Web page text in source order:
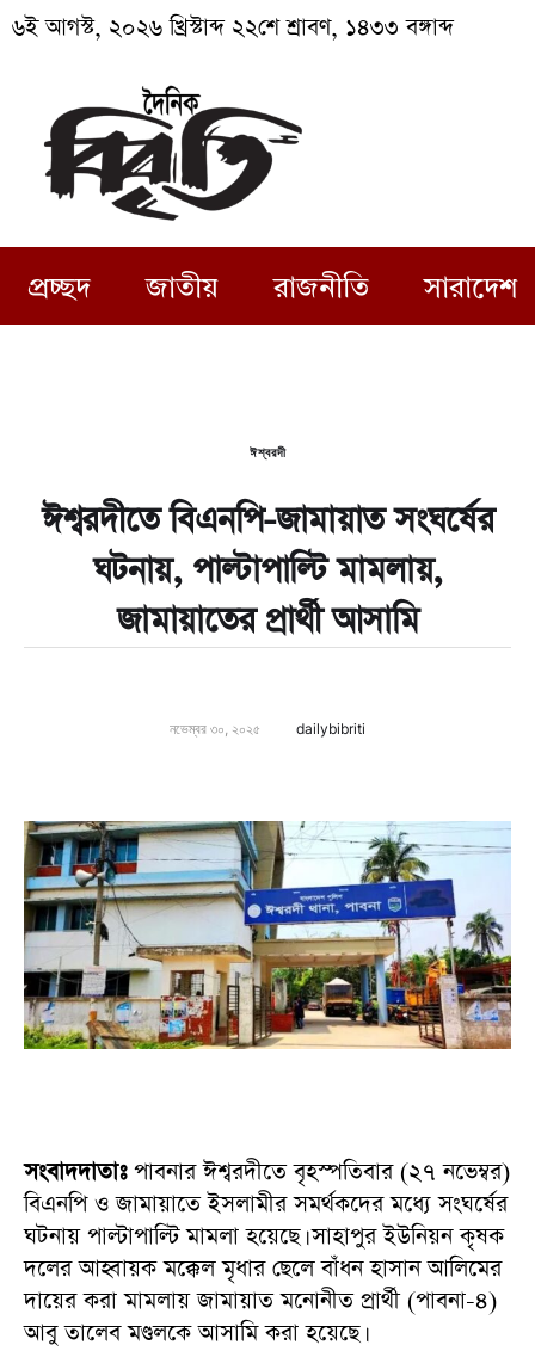
৬ই আগস্ট, ২০২৬ খ্রিস্টাব্দ ২২শে শ্রাবণ, ১৪৩৩ বঙ্গাব্দ
প্রচ্ছদ জাতীয় রাজনীতি সারাদেশ
ঈশ্বরদী
ঈশ্বরদীতে বিএনপি-জামায়াত সংঘর্ষের
ঘটনায়, পাল্টাপাল্টি মামলায়,
জামায়াতের প্রার্থী আসামি
নভেম্বর ৩০, ২০২৫ dailybibriti
সংবাদদাতাঃপাবনার ঈশ্বরদীতে বৃহস্পতিবার (২৭ নভেম্বর)
বিএনপি ও জামায়াতে ইসলামীর সমর্থকদের মধ্যে সংঘর্ষের
ঘটনায় পাল্টাপাল্টি মামলা হয়েছে। সাহাপুর ইউনিয়ন কৃষক
দলের আহ্বায়ক মক্কেল মৃধার ছেলে বাঁধন হাসান আলিমের
দায়ের করা মামলায় জামায়াত মনোনীত প্রার্থী (পাবনা-৪)
আবু তালেব মণ্ডলকে আসামি করা হয়েছে।